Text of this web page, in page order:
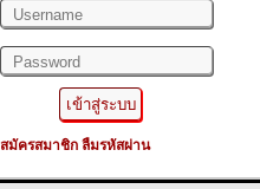
สมัครสมาชิก ลืมรหัสผ่าน